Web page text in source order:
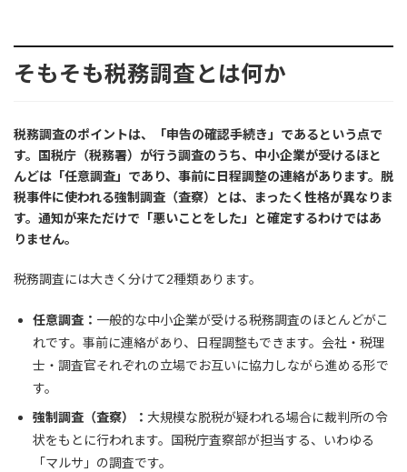
そもそも税務調査とは何か
税務調査のポイントは、「申告の確認手続き」であるという点で
す。国税庁（税務署）が行う調査のうち、中小企業が受けるほと
んどは「任意調査」であり、事前に日程調整の連絡があります。脱
税事件に使われる強制調査（査察）とは、まったく性格が異なりま
す。通知が来ただけで「悪いことをした」と確定するわけではあ
りません。
税務調査には大きく分けて2種類あります。
任意調査： 一般的な中小企業が受ける税務調査のほとんどがこ
れです。事前に連絡があり、日程調整もできます。会社・税理
士・調査官それぞれの立場でお互いに協力しながら進める形で
す。
強制調査（査察）： 大規模な脱税が疑われる場合に裁判所の令
状をもとに行われます。国税庁査察部が担当する、いわゆる
「マルサ」の調査です。